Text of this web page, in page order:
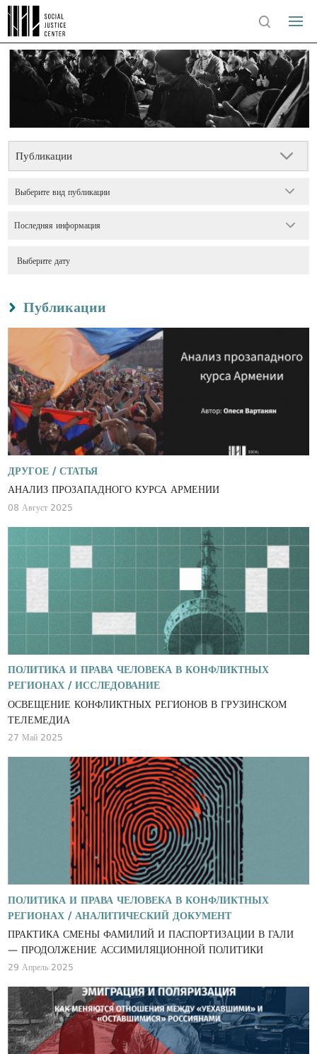
Публикации
Выберите вид публикации
Последняя информация
Публикации
ДРУГОЕ / СТАТЬЯ
АНАЛИЗ ПРОЗАПАДНОГО КУРСА АРМЕНИИ
08 Август 2025
ПОЛИТИКА И ПРАВА ЧЕЛОВЕКА В КОНФЛИКТНЫХ
РЕГИОНАХ / ИССЛЕДОВАНИЕ
ОСВЕЩЕНИЕ КОНФЛИКТНЫХ РЕГИОНОВ В ГРУЗИНСКОМ
ТЕЛЕМЕДИА
27 Май 2025
ПОЛИТИКА И ПРАВА ЧЕЛОВЕКА В КОНФЛИКТНЫХ
РЕГИОНАХ / АНАЛИТИЧЕСКИЙ ДОКУМЕНТ
ПРАКТИКА СМЕНЫ ФАМИЛИЙ И ПАСПОРТИЗАЦИИ В ГАЛИ
— ПРОДОЛЖЕНИЕ АССИМИЛЯЦИОННОЙ ПОЛИТИКИ
29 Апрель 2025